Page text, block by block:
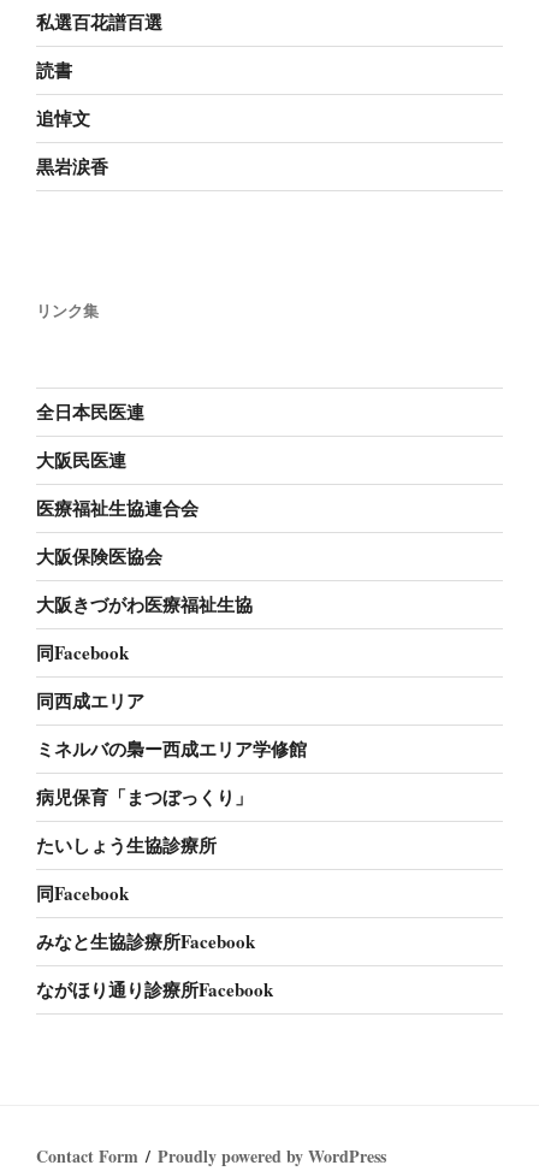
私選百花譜百選
読書
追悼文
黒岩涙香
リンク集
全日本民医連
大阪民医連
医療福祉生協連合会
大阪保険医協会
大阪きづがわ医療福祉生協
同Facebook
同西成エリア
ミネルバの梟ー西成エリア学修館
病児保育「まつぼっくり」
たいしょう生協診療所
同Facebook
みなと生協診療所Facebook
ながほり通り診療所Facebook
Contact Form Proudly powered by WordPress